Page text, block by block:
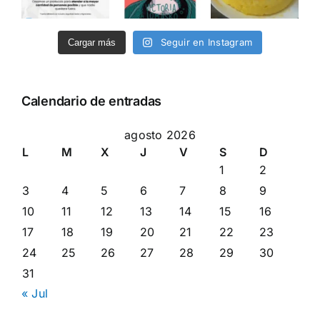
Cargar más Seguir en Instagram
Calendario de entradas
agosto 2026
L
M X J V S
D
1
2
3
4 5 6 7 8
9
10
11 12 13 14 15
16
17
18 19 20 21 22
23
24
25 26 27 28 29
30
31
« Jul